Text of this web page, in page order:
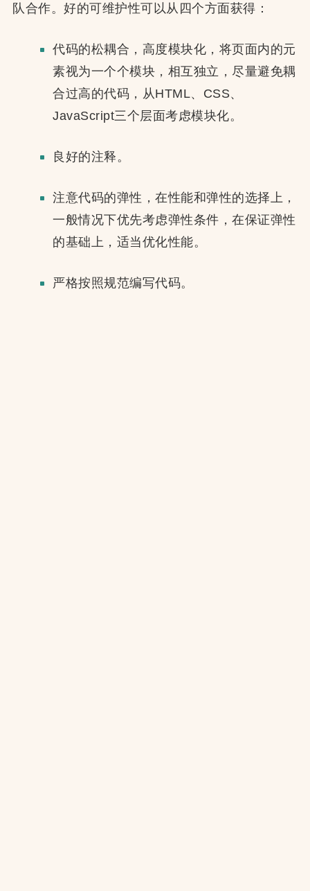
队合作。好的可维护性可以从四个方面获得：
代码的松耦合，高度模块化，将页面内的元
素视为一个个模块，相互独立，尽量避免耦
合过高的代码，从HTML、CSS、
JavaScript三个层面考虑模块化。
良好的注释。
注意代码的弹性，在性能和弹性的选择上，
一般情况下优先考虑弹性条件，在保证弹性
的基础上，适当优化性能。
严格按照规范编写代码。